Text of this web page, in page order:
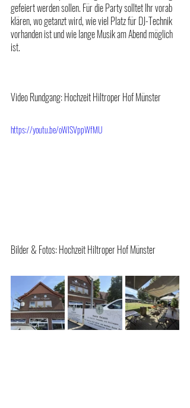
gefeiert werden sollen. Für die Party solltet Ihr vorab
klären, wo getanzt wird, wie viel Platz für DJ-Technik
vorhanden ist und wie lange Musik am Abend möglich
ist.
Video Rundgang: Hochzeit Hiltroper Hof Münster
https://youtu.be/oWISVppWfMU
Bilder & Fotos: Hochzeit Hiltroper Hof Münster